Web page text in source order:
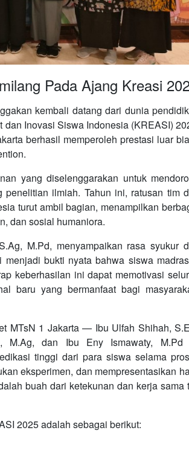
Pada Ajang Kreasi
kembali datang dari dunia
Inovasi Siswa Indonesia (KREASI)
berhasil memperoleh prestasi luar
yang diselenggarakan untuk
ilmiah. Tahun ini, ratusan tim
turut ambil bagian, menampilkan
dan sosial humaniora.
M.Pd, menyampaikan rasa syukur
menjadi bukti nyata bahwa siswa
keberhasilan ini dapat memotivasi
baru yang bermanfaat bagi
1 Jakarta — Ibu Ulfah Shihah,
M.Ag, dan Ibu Eny Ismawaty,
tinggi dari para siswa selama
eksperimen, dan mempresentasikan
buah dari ketekunan dan kerja sama
2025 adalah sebagai berikut: